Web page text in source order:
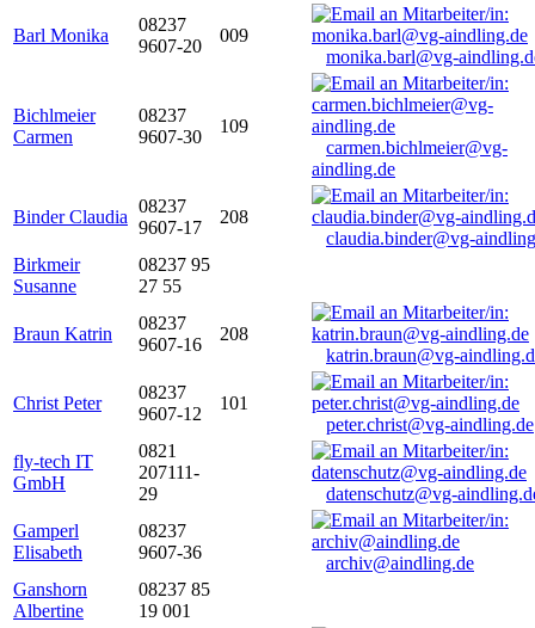
Barl Monika
08237
9607-20
009
monika.barl@vg-
Bichlmeier
Carmen
08237
9607-30
109
carmen.bichlmeier@vg-
aindling.de
Binder Claudia
08237
9607-17
208
claudia.binder@vg-
Birkmeir
Susanne
08237 95
27 55
Braun Katrin
08237
9607-16
208
katrin.braun@vg-
Christ Peter
08237
9607-12
101
peter.christ@vg-aindling.de
fly-tech IT
GmbH
0821
207111-
29
datenschutz@vg-
Gamperl
Elisabeth
08237
9607-36
archiv@aindling.de
Ganshorn
Albertine
08237 85
19 001